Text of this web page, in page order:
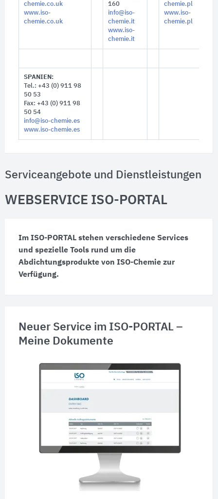
chemie.co.uk
www.iso-
chemie.co.uk
160
info@iso-
chemie.it
www.iso-
chemie.it
chemie.pl
www.iso-
chemie.pl
SPANIEN:
Tel.: +43 (0) 911 98
50 53
Fax: +43 (0) 911 98
50 54
info@iso-chemie.es
www.iso-chemie.es
Serviceangebote und Dienstleistungen
WEBSERVICE ISO-PORTAL
Im ISO-PORTAL stehen verschiedene Services
und spezielle Tools rund um die
Abdichtungsprodukte von ISO-Chemie zur
Verfügung.
Neuer Service im ISO-PORTAL –
Meine Dokumente